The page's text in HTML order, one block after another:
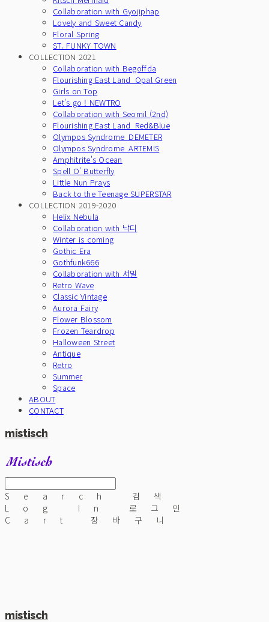
Collaboration with Gyojiphap
Lovely and Sweet Candy
Floral Spring
ST. FUNKY TOWN
COLLECTION 2021
Collaboration with Begoffda
Flourishing East Land_Opal Green
Girls on Top
Let's go ! NEWTRO
Collaboration with Seomil (2nd)
Flourishing East Land_Red&Blue
Olympos Syndrome_DEMETER
Olympos Syndrome_ARTEMIS
Amphitrite's Ocean
Spell O' Butterfly
Little Nun Prays
Back to the Teenage SUPERSTAR
COLLECTION 2019-2020
Helix Nebula
Collaboration with 낙디
Winter is coming
Gothic Era
Gothfunk666
Collaboration with 서밀
Retro Wave
Classic Vintage
Aurora Fairy
Flower Blossom
Frozen Teardrop
Halloween Street
Antique
Retro
Summer
Space
ABOUT
CONTACT
mistisch
Search
검색
Log In
로그인
Cart
장바구니
mistisch